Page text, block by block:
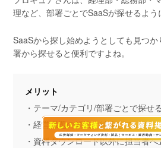
理など、部署ごとでSaaSが探せるよう
SaaSから探し始めようとしても見つ
署から探せると便利ですよね。
メリット
・テーマ/カテゴリ/部署ごとで探せる
・経営課題の解決に特化している
・資料ダウンロード以外に担当者